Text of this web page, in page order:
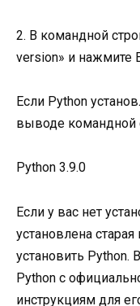
2. В командной
version» и нажмите
Если Python
выводе командной
Python 3.9.0
Если у вас нет
установлена
установить Python.
Python с
инструкциям для